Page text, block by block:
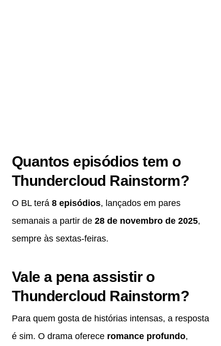
Quantos episódios tem o
Thundercloud Rainstorm?
O BL terá 8 episódios, lançados em pares
semanais a partir de 28 de novembro de 2025,
sempre às sextas-feiras.
Vale a pena assistir o
Thundercloud Rainstorm?
Para quem gosta de histórias intensas, a resposta
é sim. O drama oferece romance profundo,